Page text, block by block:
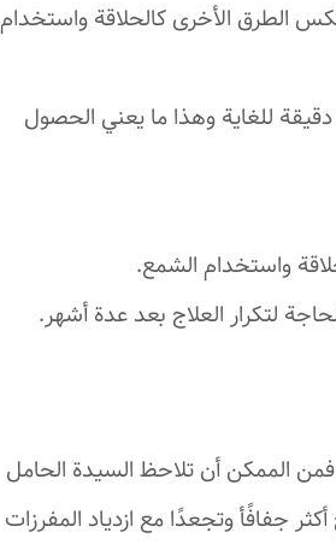
الطرق الأخرى كالحلاقة واستخدام
للغاية وهذا ما يعني الحصول
واستخدام الشمع.
لتكرار العلاج بعد عدة أشهر.
الممكن أن تلاحظ السيدة الحامل
جفافًأ وتجعدًا مع ازدياد المفرزات